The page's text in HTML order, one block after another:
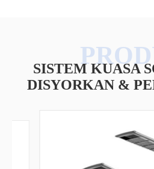
SISTEM KUASA
DISYORKAN &